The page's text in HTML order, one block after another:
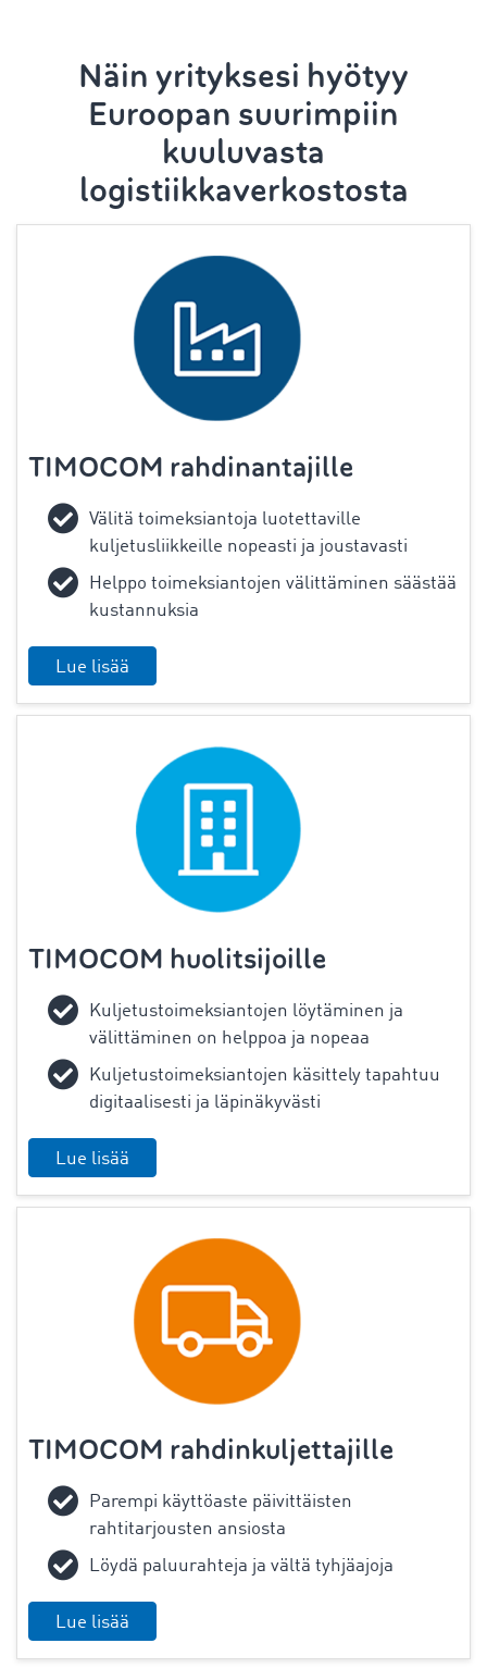
Näin yrityksesi hyötyy
Euroopan suurimpiin
kuuluvasta
logistiikkaverkostosta
TIMOCOM rahdinantajille
Välitä toimeksiantoja luotettaville
kuljetusliikkeille nopeasti ja joustavasti
Helppo toimeksiantojen välittäminen säästää
kustannuksia
Lue lisää
TIMOCOM huolitsijoille
Kuljetustoimeksiantojen löytäminen ja
välittäminen on helppoa ja nopeaa
Kuljetustoimeksiantojen käsittely tapahtuu
digitaalisesti ja läpinäkyvästi
Lue lisää
TIMOCOM rahdinkuljettajille
Parempi käyttöaste päivittäisten
rahtitarjousten ansiosta
Löydä paluurahteja ja vältä tyhjäajoja
Lue lisää